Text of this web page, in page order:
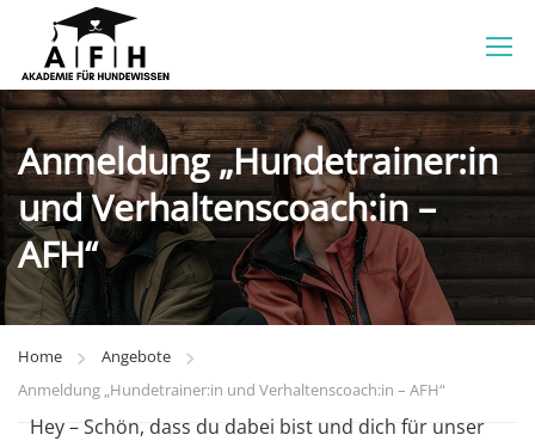
Anmeldung „Hundetrainer:in
und Verhaltenscoach:in –
AFH“
Home
Angebote
Anmeldung „Hundetrainer:in und Verhaltenscoach:in – AFH“
Hey – Schön, dass du dabei bist und dich für unser